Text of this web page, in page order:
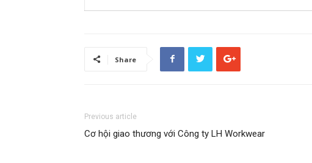
Share
Previous article
Cơ hội giao thương với Công ty LH Workwear